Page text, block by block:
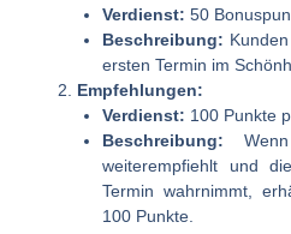
Verdienst: 50
Beschreibung:
ersten Termin im
Empfehlungen:
Verdienst: 100 Punkte
Beschreibung:
weiterempfiehlt und
Termin wahrnimmt,
100 Punkte.